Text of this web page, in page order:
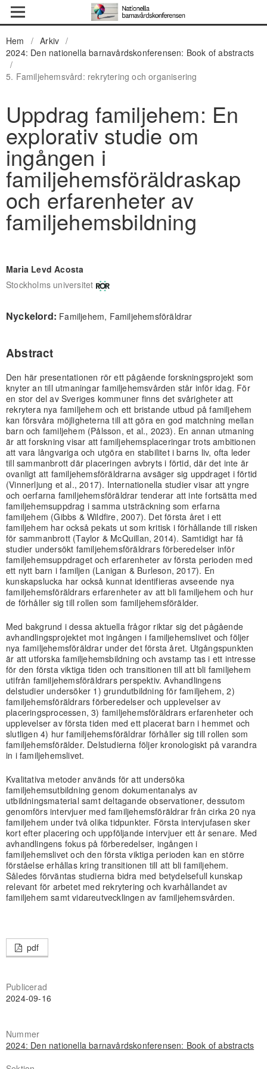
Hem / Arkiv /
2024: Den nationella barnavårdskonferensen: Book of abstracts
/
5. Familjehemsvård: rekrytering och organisering
Uppdrag familjehem: En
explorativ studie om
ingången i
familjehemsföräldraskap
och erfarenheter av
familjehemsbildning
Maria Levd Acosta
Stockholms universitet
Nyckelord: Familjehem, Familjehemsföräldrar
Abstract
Den här presentationen rör ett pågående forskningsprojekt som
knyter an till utmaningar familjehemsvården står inför idag. För
en stor del av Sveriges kommuner finns det svårigheter att
rekrytera nya familjehem och ett bristande utbud på familjehem
kan försvåra möjligheterna till att göra en god matchning mellan
barn och familjehem (Pålsson, et al., 2023). En annan utmaning
är att forskning visar att familjehemsplaceringar trots ambitionen
att vara långvariga och utgöra en stabilitet i barns liv, ofta leder
till sammanbrott där placeringen avbryts i förtid, där det inte är
ovanligt att familjehemsföräldrarna avsäger sig uppdraget i förtid
(Vinnerljung et al., 2017). Internationella studier visar att yngre
och oerfarna familjehemsföräldrar tenderar att inte fortsätta med
familjehemsuppdrag i samma utsträckning som erfarna
familjehem (Gibbs & Wildfire, 2007). Det första året i ett
familjehem har också pekats ut som kritisk i förhållande till risken
för sammanbrott (Taylor & McQuillan, 2014). Samtidigt har få
studier undersökt familjehemsföräldrars förberedelser inför
familjehemsuppdraget och erfarenheter av första perioden med
ett nytt barn i familjen (Lanigan & Burleson, 2017). En
kunskapslucka har också kunnat identifieras avseende nya
familjehemsföräldrars erfarenheter av att bli familjehem och hur
de förhåller sig till rollen som familjehemsförälder.
Med bakgrund i dessa aktuella frågor riktar sig det pågående
avhandlingsprojektet mot ingången i familjehemslivet och följer
nya familjehemsföräldrar under det första året. Utgångspunkten
är att utforska familjehemsbildning och avstamp tas i ett intresse
för den första viktiga tiden och transitionen till att bli familjehem
utifrån familjehemsföräldrars perspektiv. Avhandlingens
delstudier undersöker 1) grundutbildning för familjehem, 2)
familjehemsföräldrars förberedelser och upplevelser av
placeringsprocessen, 3) familjehemsföräldrars erfarenheter och
upplevelser av första tiden med ett placerat barn i hemmet och
slutligen 4) hur familjehemsföräldrar förhåller sig till rollen som
familjehemsförälder. Delstudierna följer kronologiskt på varandra
in i familjehemslivet.
Kvalitativa metoder används för att undersöka
familjehemsutbildning genom dokumentanalys av
utbildningsmaterial samt deltagande observationer, dessutom
genomförs intervjuer med familjehemsföräldrar från cirka 20 nya
familjehem under två olika tidpunkter. Första intervjufasen sker
kort efter placering och uppföljande intervjuer ett år senare. Med
avhandlingens fokus på förberedelser, ingången i
familjehemslivet och den första viktiga perioden kan en större
förståelse erhållas kring transitionen till att bli familjehem.
Således förväntas studierna bidra med betydelsefull kunskap
relevant för arbetet med rekrytering och kvarhållandet av
familjehem samt vidareutvecklingen av familjehemsvården.
pdf
Publicerad
2024-09-16
Nummer
2024: Den nationella barnavårdskonferensen: Book of abstracts